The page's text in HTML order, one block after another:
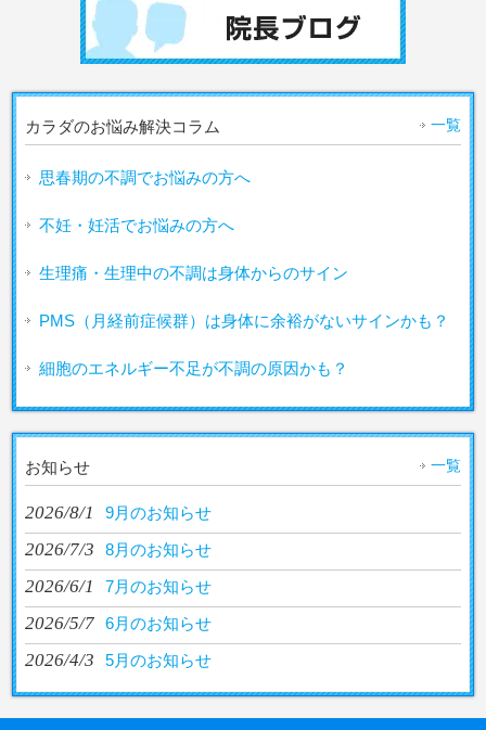
カラダのお悩み解決コラム 一覧
思春期の不調でお悩みの方へ
不妊・妊活でお悩みの方へ
生理痛・生理中の不調は身体からのサイン
PMS（月経前症候群）は身体に余裕がないサインかも？
細胞のエネルギー不足が不調の原因かも？
お知らせ 一覧
2026/8/1 9月のお知らせ
2026/7/3 8月のお知らせ
2026/6/1 7月のお知らせ
2026/5/7 6月のお知らせ
2026/4/3 5月のお知らせ